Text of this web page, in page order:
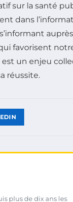
sur la santé
dans
favorisent
un enjeu
réussite.
plus de dix ans les